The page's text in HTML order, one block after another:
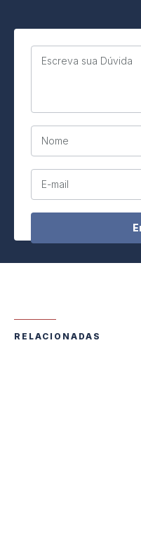
Escreva sua Dúvida
Nome
E-mail
RELACIONADAS